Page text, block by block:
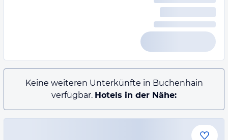
Keine weiteren Unterkünfte in Buchenhain
verfügbar. Hotels in der Nähe: